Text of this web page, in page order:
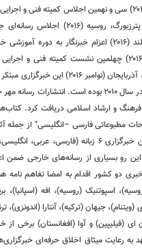
نمایشگاه صنعت حلال تایلند به دعوت رسمی دولت تایلند
خبرگزاری (۲۰۱۶) کنفرانس رسانه‌های اسلامی، اندونزی (۲۰۱۶)
فرهنگ و ارشاد اسلامی دریافت کرد.
مطبوعاتی فارسی –انگلیسی" از جمله
رسانه‌های جهان نظر به حضور بین‌المللی و اثرگذاری،
رو بسیاری از رسانه‌های خارجی ضمن
دو کشور اقدام به امضا تفاهم نامه
اسپوتنیک (روسیه)، افه (اسپانیا)،
جیهان (ترکیه)، آنتارا (اندونزی)،
(فیلیپین) و آوا (افغانستان) برخی از
رعایت میثاق اخلاق حرفه‌ای